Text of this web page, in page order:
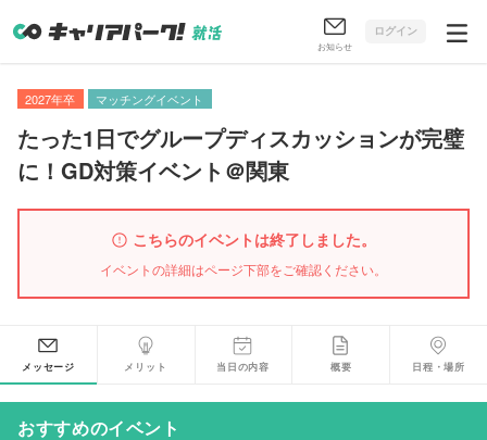
お知らせ
ログイン
2027年卒 マッチングイベント
たった1日でグループディスカッションが完璧
に！GD対策イベント＠関東
こちらのイベントは終了しました。
イベントの詳細はページ下部をご確認ください。
メッセージ メリット 当日の内容 概要 日程・場所
おすすめのイベント